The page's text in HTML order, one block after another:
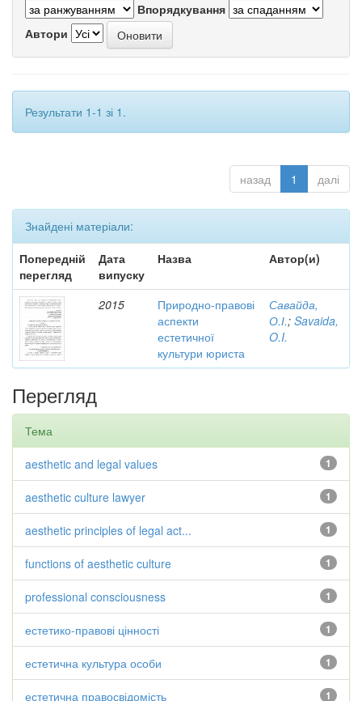
Впорядкування
Автори
Результати 1-1 зі 1.
назад 1 далі
Знайдені матеріали:
Попередній
перегляд
Дата
випуску
Назва Автор(и)
2015
Природно-правові
аспекти
естетичної
культури юриста
Савайда,
О.І.; Savaida,
O.I.
Перегляд
Тема
1
aesthetic and legal values
1
aesthetic culture lawyer
1
aesthetic principles of legal act...
1
functions of aesthetic culture
1
professional consciousness
1
естетико-правові цінності
1
естетична культура особи
1
естетична правосвідомість